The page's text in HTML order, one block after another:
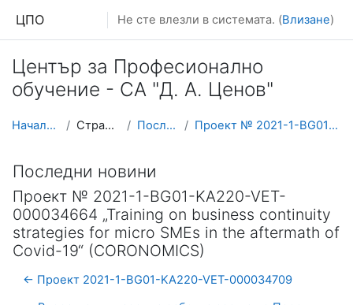
ЦПО Не сте влезли в системата. (Влизане)
Център за Професионално
обучение - СА "Д. А. Ценов"
Начална страница Страници от сайта Последни новини Проект № 2021-1-BG01-KA220-VET-000034664 „Training...
Последни новини
Проект № 2021-1-BG01-KA220-VET-
000034664 „Training on business continuity
strategies for micro SMEs in the aftermath of
Covid-19“ (CORONOMICS)
← Проект 2021-1-BG01-KA220-VET-000034709